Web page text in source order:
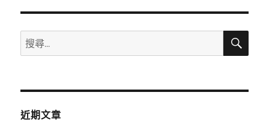
搜
尋
鍵
搜
近期文章